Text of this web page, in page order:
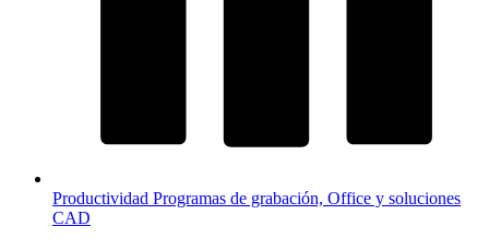
Productividad Programas de grabación, Office y soluciones
CAD